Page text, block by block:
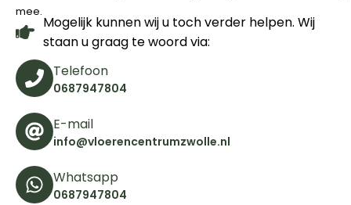
mee.
Mogelijk kunnen wij u toch verder helpen. Wij
staan u graag te woord via:
Telefoon
0687947804
E-mail
info@vloerencentrumzwolle.nl
Whatsapp
0687947804